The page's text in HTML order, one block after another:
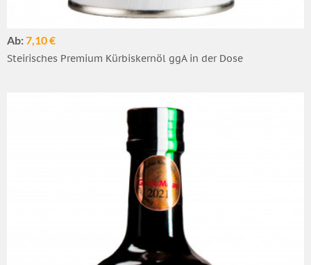
Ab:7,10 €
Steirisches Premium Kürbiskernöl ggA in der Dose